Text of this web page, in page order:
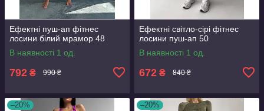
Ефектні пуш-ап фітнес
лосини білий мрамор 48
В наявності 1 од.
792 ₴ 990 ₴
Ефектні світло-сірі фітнес
лосини пуш-ап 50
В наявності 1 од.
672 ₴ 840 ₴
–20% –20%